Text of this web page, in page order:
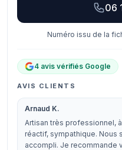
06
Numéro issu de la
4 avis vérifiés Google
AVIS CLIENTS
Arnaud K.
Artisan très professionnel,
réactif, sympathique. Nous
accompli. Je recommande